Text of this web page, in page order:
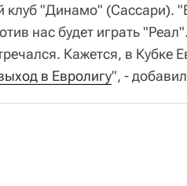
клуб "Динамо" (Сассари).
нас будет играть
Кажется, в Кубке
в Евролигу", -